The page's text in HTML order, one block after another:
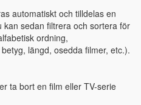
automatiskt och tilldelas en
sedan filtrera och sortera för
ordning,
längd, osedda filmer, etc.).
ta bort en film eller TV-serie